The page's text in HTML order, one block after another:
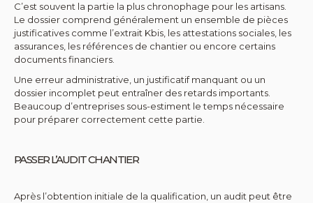
C’est souvent la partie la plus chronophage pour les artisans.
Le dossier comprend généralement un ensemble de pièces
justificatives comme l’extrait Kbis, les attestations sociales, les
assurances, les références de chantier ou encore certains
documents financiers.
Une erreur administrative, un justificatif manquant ou un
dossier incomplet peut entraîner des retards importants.
Beaucoup d’entreprises sous-estiment le temps nécessaire
pour préparer correctement cette partie.
PASSER L’AUDIT CHANTIER
Après l’obtention initiale de la qualification, un audit peut être